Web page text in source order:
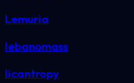
Lemuria
lebanomass
licantropy